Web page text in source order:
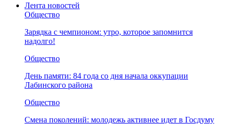
Лента новостей
Общество
Зарядка с чемпионом: утро, которое запомнится
надолго!
Общество
День памяти: 84 года со дня начала оккупации
Лабинского района
Общество
Смена поколений: молодежь активнее идет в Госдуму